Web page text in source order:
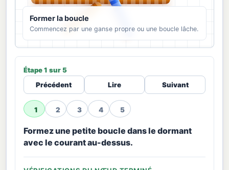
Former la boucle
Commencez par une ganse propre ou une boucle lâche.
Étape 1 sur 5
Précédent
Lire Suivant
1 2 3 4 5
Formez une petite boucle dans le dormant
avec le courant au-dessus.